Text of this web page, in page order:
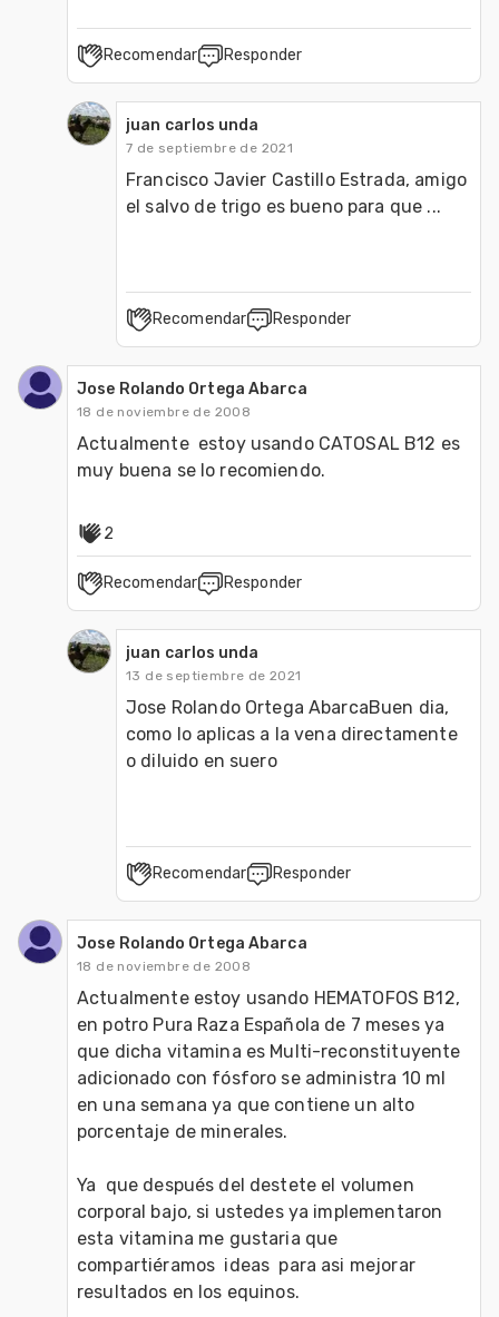
Recomendar Responder
juan carlos unda
7 de septiembre de 2021
Francisco Javier Castillo Estrada, amigo
el salvo de trigo es bueno para que ...
Recomendar Responder
Jose Rolando Ortega Abarca
18 de noviembre de 2008
Actualmente  estoy usando CATOSAL B12 es
muy buena se lo recomiendo.
2
Recomendar Responder
juan carlos unda
13 de septiembre de 2021
Jose Rolando Ortega AbarcaBuen dia,
como lo aplicas a la vena directamente
o diluido en suero
Recomendar Responder
Jose Rolando Ortega Abarca
18 de noviembre de 2008
Actualmente estoy usando HEMATOFOS B12,
en potro Pura Raza Española de 7 meses ya
que dicha vitamina es Multi-reconstituyente
adicionado con fósforo se administra 10 ml
en una semana ya que contiene un alto
porcentaje de minerales.
Ya  que después del destete el volumen
corporal bajo, si ustedes ya implementaron
esta vitamina me gustaria que
compartiéramos  ideas  para asi mejorar
resultados en los equinos.